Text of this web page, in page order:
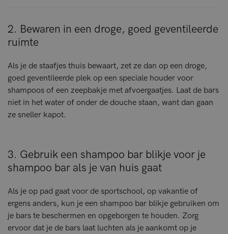
2. Bewaren in een droge, goed geventileerde
ruimte
Als je de staafjes thuis bewaart, zet ze dan op een droge,
goed geventileerde plek op een speciale houder voor
shampoos of een zeepbakje met afvoergaatjes. Laat de bars
niet in het water of onder de douche staan, want dan gaan
ze sneller kapot.
3. Gebruik een shampoo bar blikje voor je
shampoo bar als je van huis gaat
Als je op pad gaat voor de sportschool, op vakantie of
ergens anders, kun je een shampoo bar blikje gebruiken om
je bars te beschermen en opgeborgen te houden. Zorg
ervoor dat je de bars laat luchten als je aankomt op je